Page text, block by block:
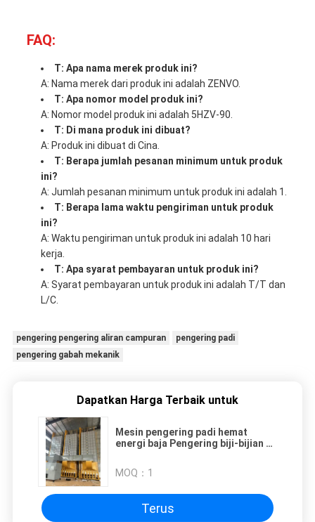
FAQ:
T: Apa nama merek produk ini?
A: Nama merek dari produk ini adalah ZENVO.
T: Apa nomor model produk ini?
A: Nomor model produk ini adalah 5HZV-90.
T: Di mana produk ini dibuat?
A: Produk ini dibuat di Cina.
T: Berapa jumlah pesanan minimum untuk produk
ini?
A: Jumlah pesanan minimum untuk produk ini adalah 1.
T: Berapa lama waktu pengiriman untuk produk
ini?
A: Waktu pengiriman untuk produk ini adalah 10 hari
kerja.
T: Apa syarat pembayaran untuk produk ini?
A: Syarat pembayaran untuk produk ini adalah T/T dan
L/C.
pengering pengering aliran campuran
pengering padi
pengering gabah mekanik
Dapatkan Harga Terbaik untuk
Mesin pengering padi hemat
energi baja Pengering biji-bijian 90
MOQ： 1
Terus